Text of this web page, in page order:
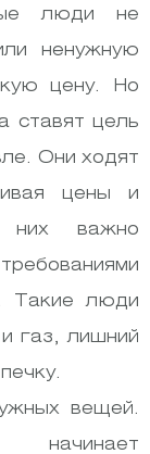
люди не
ненужную
цену. Но
ставят цель
Они ходят
цены и
них важно
Такие люди
газ, лишний
вещей.
начинает